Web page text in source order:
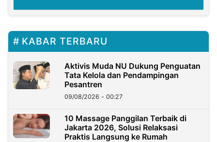
KABAR TERBARU
Aktivis Muda NU Dukung Penguatan
Tata Kelola dan Pendampingan
Pesantren
09/08/2026 - 00:27
10 Massage Panggilan Terbaik di
Jakarta 2026, Solusi Relaksasi
Praktis Langsung ke Rumah